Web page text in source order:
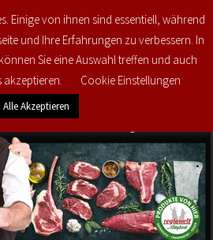
€ 0,00 0
Einige von ihnen sind essentiell, während
und Ihre Erfahrungen zu verbessern. In
Sie eine Auswahl treffen und auch
Cookie Einstellungen
Alle Akzeptieren